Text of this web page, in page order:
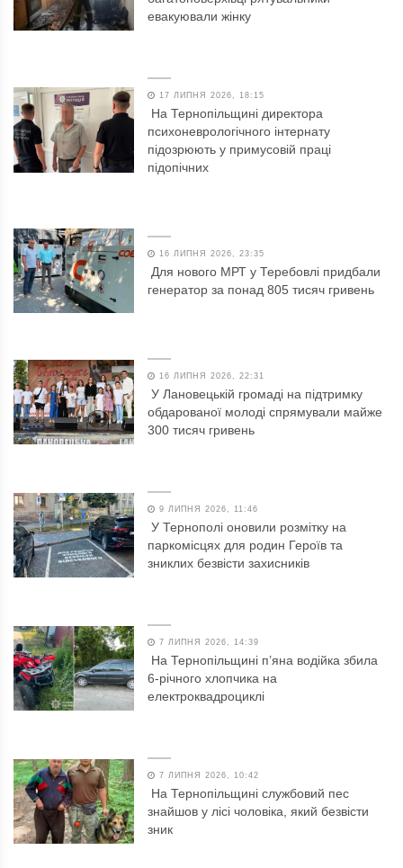
евакуювали жінку
17 ЛИПНЯ 2026, 18:15
На Тернопільщині директора
психоневрологічного інтернату
підозрюють у примусовій праці
підопічних
16 ЛИПНЯ 2026, 23:35
Для нового МРТ у Теребовлі придбали
генератор за понад 805 тисяч гривень
16 ЛИПНЯ 2026, 22:31
У Лановецькій громаді на підтримку
обдарованої молоді спрямували майже
300 тисяч гривень
9 ЛИПНЯ 2026, 11:46
У Тернополі оновили розмітку на
паркомісцях для родин Героїв та
зниклих безвісти захисників
7 ЛИПНЯ 2026, 14:39
На Тернопільщині п’яна водійка збила
6-річного хлопчика на
електроквадроциклі
7 ЛИПНЯ 2026, 10:42
На Тернопільщині службовий пес
знайшов у лісі чоловіка, який безвісти
зник